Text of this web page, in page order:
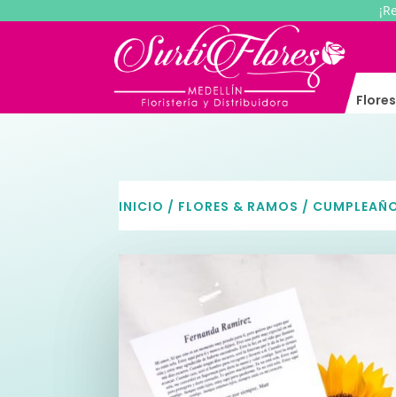
INICIO / FLORES & RAMOS /